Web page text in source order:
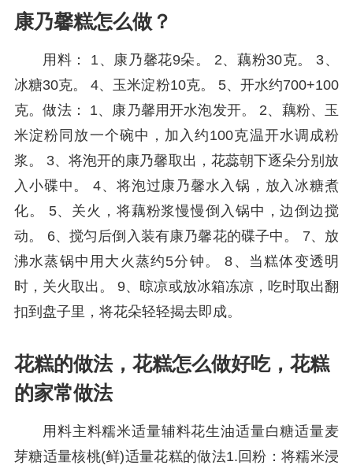
康乃馨糕怎么做？
用料： 1、康乃馨花9朵。 2、藕粉30克。 3、
冰糖30克。 4、玉米淀粉10克。 5、开水约700+100
克。做法： 1、康乃馨用开水泡发开。 2、藕粉、玉
米淀粉同放一个碗中，加入约100克温开水调成粉
浆。 3、将泡开的康乃馨取出，花蕊朝下逐朵分别放
入小碟中。 4、将泡过康乃馨水入锅，放入冰糖煮
化。 5、关火，将藕粉浆慢慢倒入锅中，边倒边搅
动。 6、搅匀后倒入装有康乃馨花的碟子中。 7、放
沸水蒸锅中用大火蒸约5分钟。 8、当糕体变透明
时，关火取出。 9、晾凉或放冰箱冻凉，吃时取出翻
扣到盘子里，将花朵轻轻揭去即成。
花糕的做法，花糕怎么做好吃，花糕
的家常做法
用料主料糯米适量辅料花生油适量白糖适量麦
芽糖适量核桃(鲜)适量花糕的做法1.回粉：将糯米浸